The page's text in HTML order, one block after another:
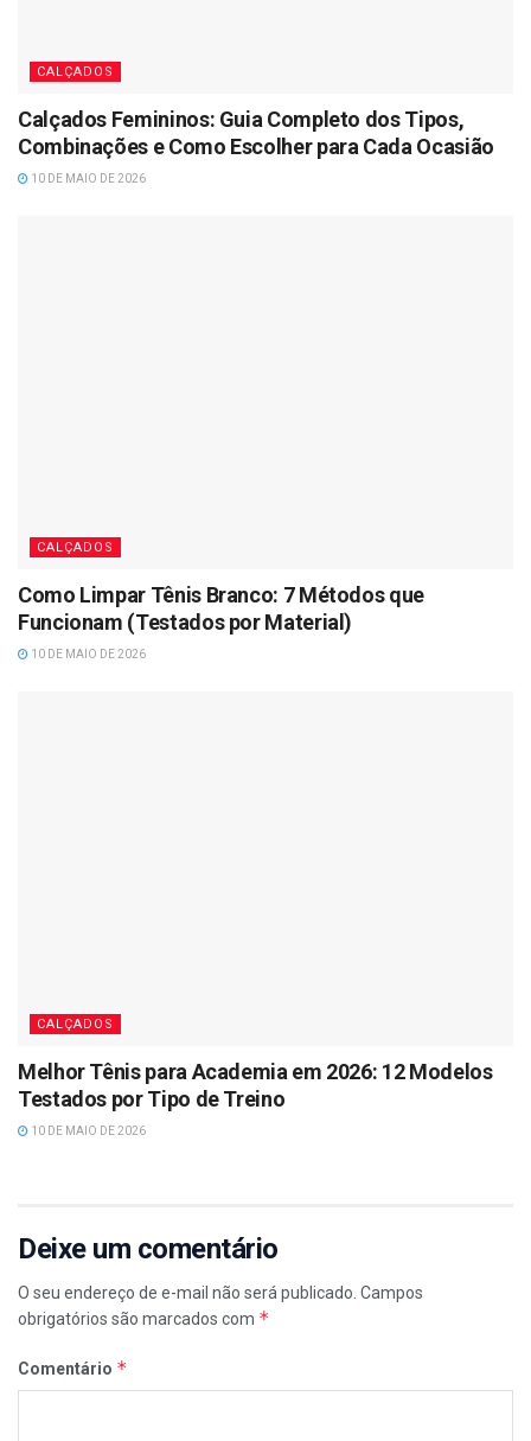
CALÇADOS
Calçados Femininos: Guia Completo dos Tipos,
Combinações e Como Escolher para Cada Ocasião
10 DE MAIO DE 2026
CALÇADOS
Como Limpar Tênis Branco: 7 Métodos que
Funcionam (Testados por Material)
10 DE MAIO DE 2026
CALÇADOS
Melhor Tênis para Academia em 2026: 12 Modelos
Testados por Tipo de Treino
10 DE MAIO DE 2026
Deixe um comentário
O seu endereço de e-mail não será publicado. Campos
obrigatórios são marcados com *
Comentário *